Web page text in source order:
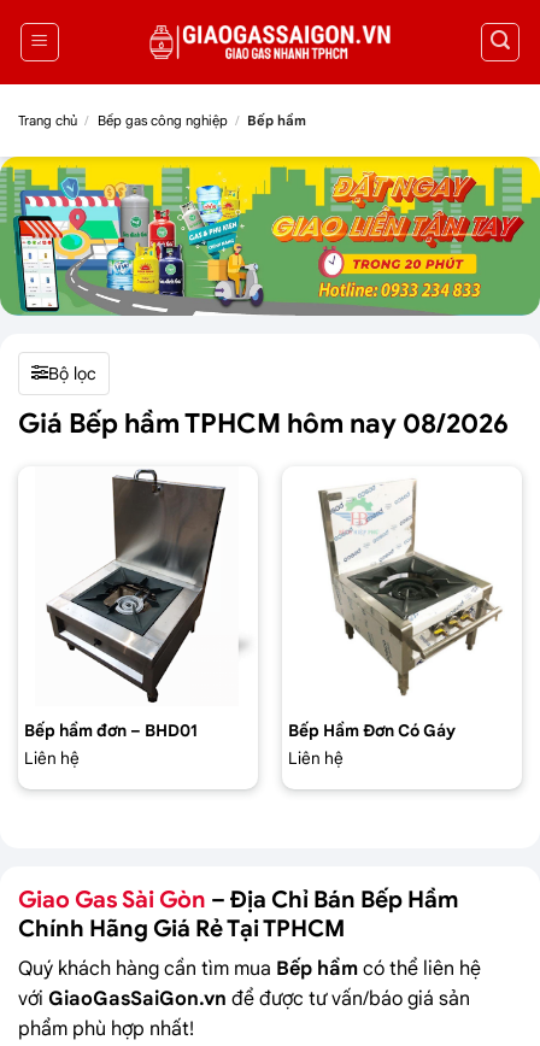
Trang chủ / Bếp gas công nghiệp / Bếp hầm
Bộ lọc
Giá Bếp hầm TPHCM hôm nay 08/2026
Bếp hầm đơn – BHD01
Liên hệ
Bếp Hầm Đơn Có Gáy
Liên hệ
Giao Gas Sài Gòn – Địa Chỉ Bán Bếp Hầm
Chính Hãng Giá Rẻ Tại TPHCM
Quý khách hàng cần tìm mua Bếp hầm có thể liên hệ
với GiaoGasSaiGon.vn để được tư vấn/báo giá sản
phẩm phù hợp nhất!